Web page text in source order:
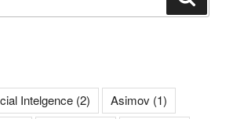
Intelgence (2) Asimov (1)